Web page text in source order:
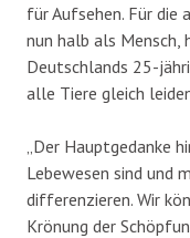
für Aufsehen. Für die
nun halb als Mensch,
Deutschlands 25-
alle Tiere gleich
„Der Hauptgedanke
Lebewesen sind und
differenzieren. Wir
Krönung der